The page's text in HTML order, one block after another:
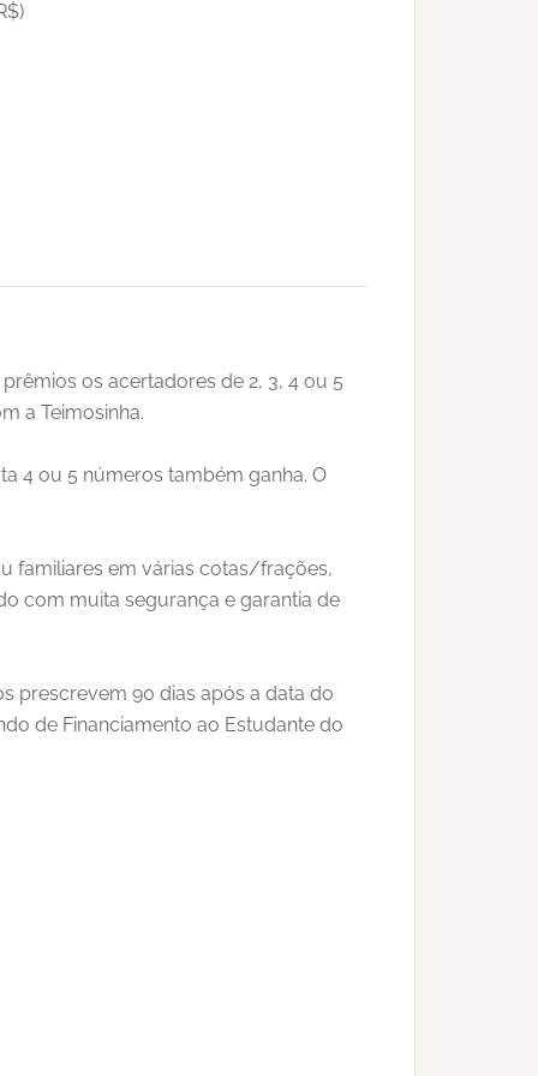
os acertadores de 2, 3, 4 ou 5
a Teimosinha.
4 ou 5 números também ganha. O
familiares em várias cotas/frações,
com muita segurança e garantia de
prescrevem 90 dias após a data do
de Financiamento ao Estudante do